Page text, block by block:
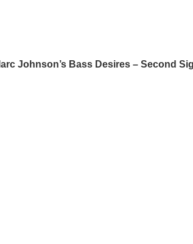
Johnson’s Bass Desires – Second